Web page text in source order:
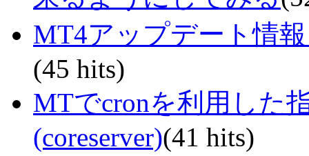
MT4アップデート情
(45 hits)
MTでcronを利用した
(coreserver)(41 hits)